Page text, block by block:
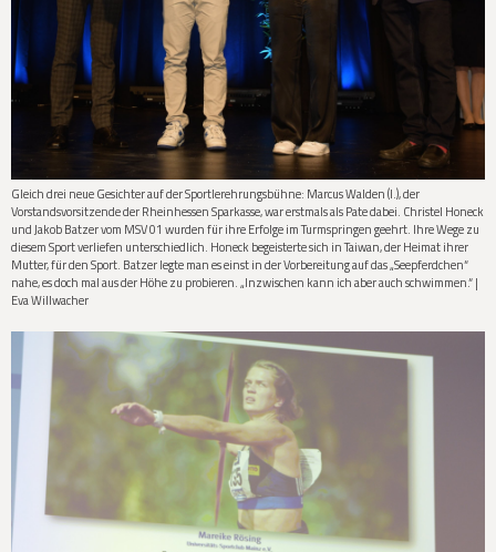
Gleich drei neue Gesichter auf der Sportlerehrungsbühne: Marcus Walden (l.), der
Vorstandsvorsitzende der Rheinhessen Sparkasse, war erstmals als Pate dabei. Christel Honeck
und Jakob Batzer vom MSV 01 wurden für ihre Erfolge im Turmspringen geehrt. Ihre Wege zu
diesem Sport verliefen unterschiedlich. Honeck begeisterte sich in Taiwan, der Heimat ihrer
Mutter, für den Sport. Batzer legte man es einst in der Vorbereitung auf das „Seepferdchen“
nahe, es doch mal aus der Höhe zu probieren. „Inzwischen kann ich aber auch schwimmen.“ |
Eva Willwacher